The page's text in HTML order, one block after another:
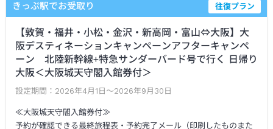
きっぷ駅でお受取り 往復プラン
【敦賀・福井・小松・金沢・新高岡・富山⇔大阪】大
阪デスティネーションキャンペーンアフターキャンペ
ーン 北陸新幹線+特急サンダーバード号で行く 日帰り
大阪＜大阪城天守閣入館券付＞
設定期間： 2026年4月1日～2026年9月30日
≪大阪城天守閣入館券付≫
予約が確認できる最終旅程表・予約完了メール（印刷したものまた